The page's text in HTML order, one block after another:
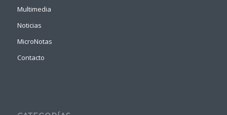
Multimedia
Noticias
MicroNotas
Contacto